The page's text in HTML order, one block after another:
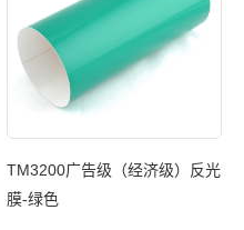
TM3200广告级（经济级）反光
膜-绿色